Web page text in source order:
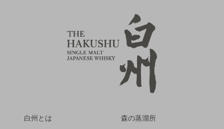
白州とは 森の蒸溜所